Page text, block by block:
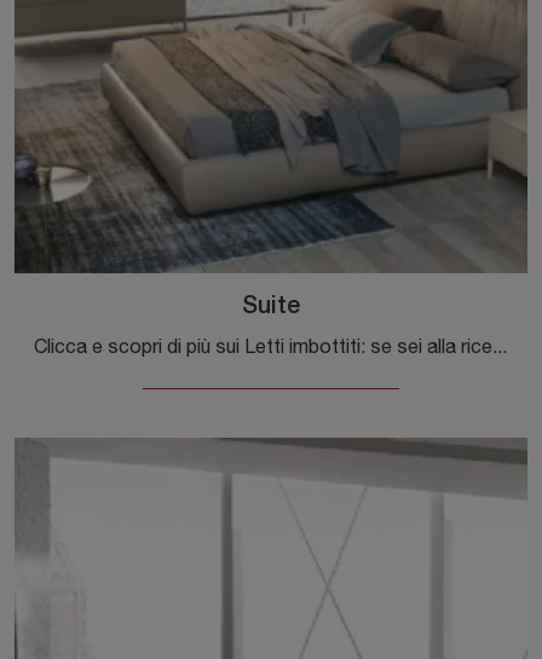
Suite
Clicca e scopri di più sui Letti imbottiti: se sei alla ricerca di modelli matrimoniali moderni, il modello Suite Alivar fa al caso tuo.